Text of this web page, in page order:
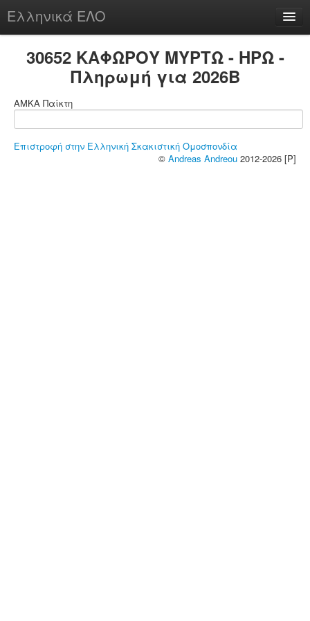
Ελληνικά ΕΛΟ
chesstu.be @ discord
30652 ΚΑΦΩΡΟΥ ΜΥΡΤΩ - ΗΡΩ -
Πληρωμή για 2026B
ΑΜΚΑ Παίκτη
Επιστροφή στην Ελληνική Σκακιστική Ομοσπονδία
© Andreas Andreou 2012-2026 [P]